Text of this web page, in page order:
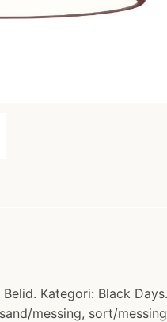
Kategori: Black
messing, sort/